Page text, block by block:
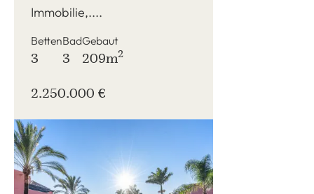
Immobilie,....
Betten
3
Bad
3
Gebaut
209m2
2.250.000 €